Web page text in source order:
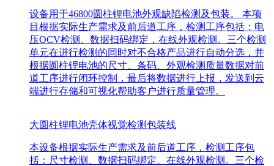
设备用于46800圆柱锂电池外观缺陷检测及包装。 本项
目根据实际生产需求及前后道工序，检测工序包括：电
压OCV检测、数据扫码绑定，在线外观检测。三个检测
单元在进行检测的同时对不合格产品进行自动分选，并
根据圆柱锂电池的尺寸、条码、外观检测质量数据对前
道工序进行闭环控制，最后将数据进行上报，发送到云
端进行存储和可视化帮助客户进行质量管理。
大圆柱锂电池壳体视觉检测包装线
本设备根据实际生产需求及前后道工序，检测工序包
括：尺寸检测、数据扫码绑定、在线外观检测。三个检